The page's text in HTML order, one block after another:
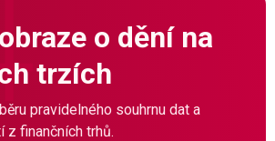
o dění na
trzích
pravidelného souhrnu dat a
z finančních trhů.